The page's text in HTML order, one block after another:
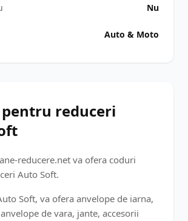
Nu
Auto & Moto
reduceri
reducere.net va ofera coduri
Auto Soft.
Soft, va ofera anvelope de iarna,
de vara, jante, accesorii